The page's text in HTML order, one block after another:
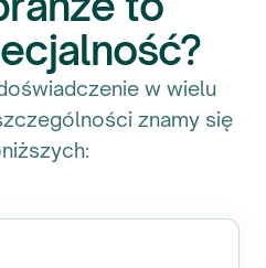
w wielu
znamy się